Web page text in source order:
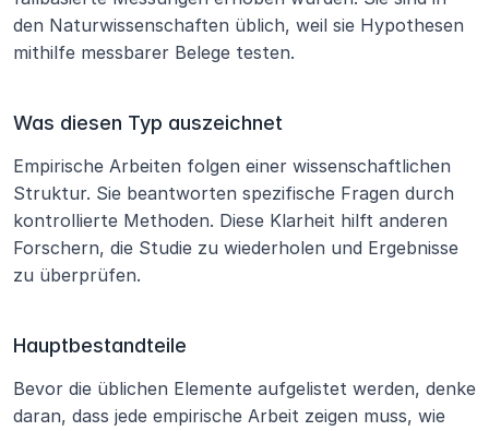
den Naturwissenschaften üblich, weil sie Hypothesen
mithilfe messbarer Belege testen.
Was diesen Typ auszeichnet
Empirische Arbeiten folgen einer wissenschaftlichen
Struktur. Sie beantworten spezifische Fragen durch
kontrollierte Methoden. Diese Klarheit hilft anderen
Forschern, die Studie zu wiederholen und Ergebnisse
zu überprüfen.
Hauptbestandteile
Bevor die üblichen Elemente aufgelistet werden, denke
daran, dass jede empirische Arbeit zeigen muss, wie